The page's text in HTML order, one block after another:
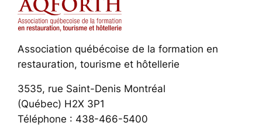
Association québécoise de la formation en
restauration, tourisme et hôtellerie
3535, rue Saint-Denis Montréal
(Québec) H2X 3P1
Téléphone : 438-466-5400